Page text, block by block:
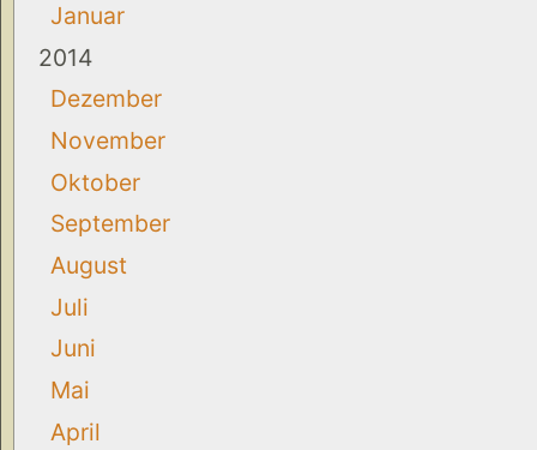
Januar
2014
Dezember
November
Oktober
September
August
Juli
Juni
Mai
April